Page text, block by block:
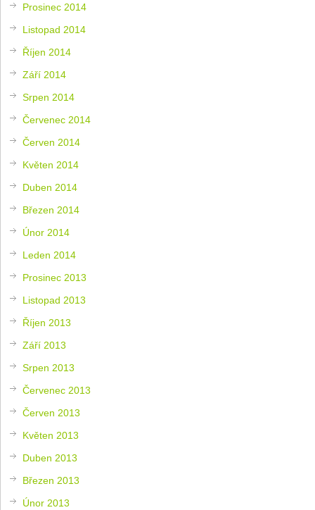
Prosinec 2014
Listopad 2014
Říjen 2014
Září 2014
Srpen 2014
Červenec 2014
Červen 2014
Květen 2014
Duben 2014
Březen 2014
Únor 2014
Leden 2014
Prosinec 2013
Listopad 2013
Říjen 2013
Září 2013
Srpen 2013
Červenec 2013
Červen 2013
Květen 2013
Duben 2013
Březen 2013
Únor 2013